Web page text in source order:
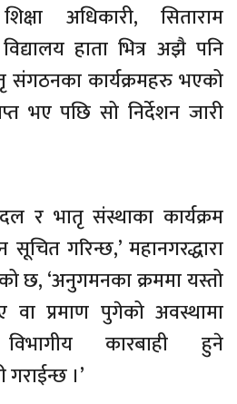
अधिकारी, सिताराम
हाता भित्र अझै पनि
संगठनका कार्यक्रमहरु भएको
भए पछि सो निर्देशन जारी
र भातृ संस्थाका कार्यक्रम
सूचित गरिन्छ,’ महानगरद्धारा
छ, ‘अनुगमनका क्रममा यस्तो
वा प्रमाण पुगेको अवस्थामा
विभागीय कारबाही हुने
।’